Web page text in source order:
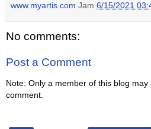
www.myartis.com Jam 6/15/2021
No comments:
Post a Comment
Note: Only a member of this blog may
comment.